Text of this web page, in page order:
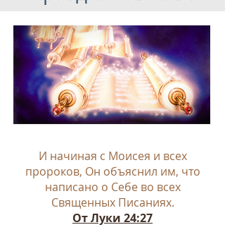
И начиная с Моисея и всех
пророков, Он объяснил им, что
написано о Себе во всех
Священных Писаниях.
От Луки 24:27